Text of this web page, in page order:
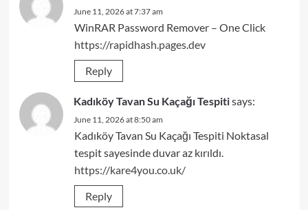
June 11, 2026 at 7:37 am
WinRAR Password Remover – One Click
https://rapidhash.pages.dev
Reply
Kadıköy Tavan Su Kaçağı Tespitisays:
June 11, 2026 at 8:50 am
Kadıköy Tavan Su Kaçağı Tespiti Noktasal
tespit sayesinde duvar az kırıldı.
https://kare4you.co.uk/
Reply